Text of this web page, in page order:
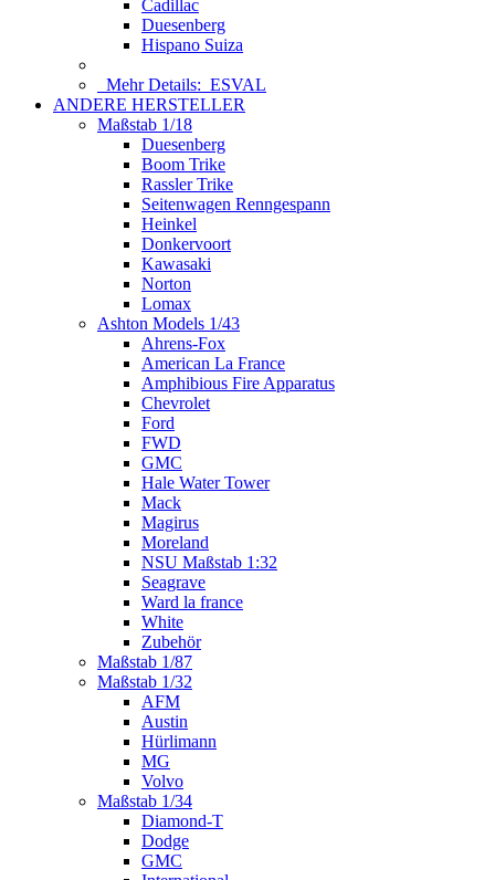
Cadillac
Duesenberg
Hispano Suiza
Mehr Details: ESVAL
ANDERE HERSTELLER
Maßstab 1/18
Duesenberg
Boom Trike
Rassler Trike
Seitenwagen Renngespann
Heinkel
Donkervoort
Kawasaki
Norton
Lomax
Ashton Models 1/43
Ahrens-Fox
American La France
Amphibious Fire Apparatus
Chevrolet
Ford
FWD
GMC
Hale Water Tower
Mack
Magirus
Moreland
NSU Maßstab 1:32
Seagrave
Ward la france
White
Zubehör
Maßstab 1/87
Maßstab 1/32
AFM
Austin
Hürlimann
MG
Volvo
Maßstab 1/34
Diamond-T
Dodge
GMC